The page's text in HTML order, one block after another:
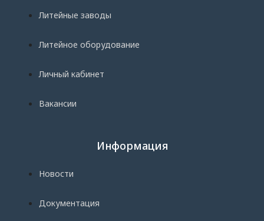
Литейные заводы
Литейное оборудование
Личный кабинет
Вакансии
Информация
Новости
Документация